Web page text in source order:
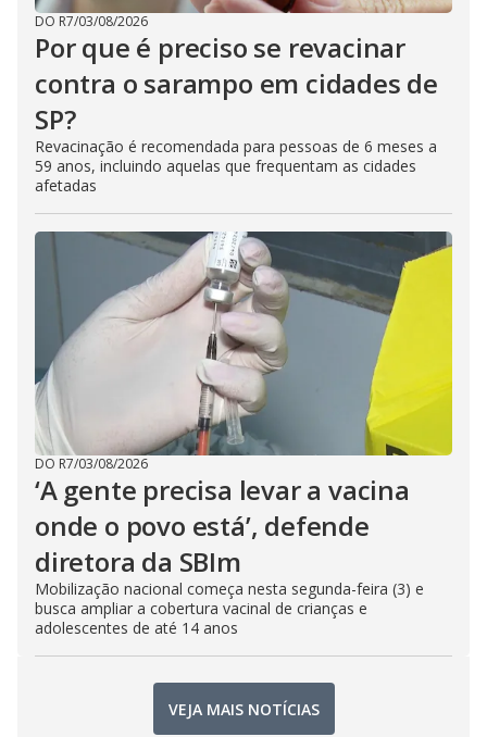
DO R7/03/08/2026
Por que é preciso se revacinar
contra o sarampo em cidades de
SP?
Revacinação é recomendada para pessoas de 6 meses a
59 anos, incluindo aquelas que frequentam as cidades
afetadas
DO R7/03/08/2026
‘A gente precisa levar a vacina
onde o povo está’, defende
diretora da SBIm
Mobilização nacional começa nesta segunda-feira (3) e
busca ampliar a cobertura vacinal de crianças e
adolescentes de até 14 anos
VEJA MAIS NOTÍCIAS